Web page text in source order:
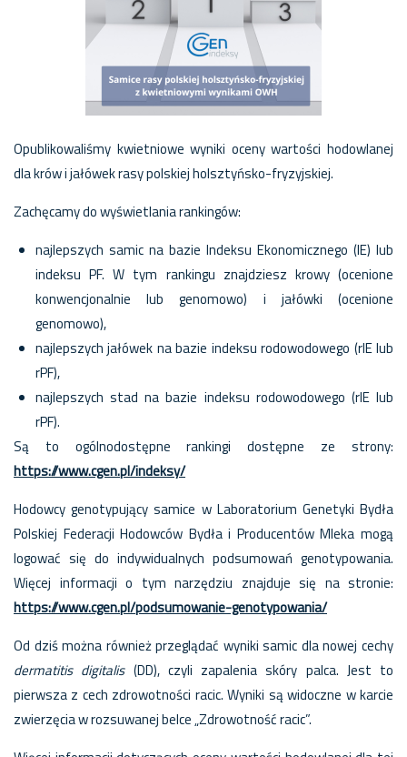
Opublikowaliśmy kwietniowe wyniki oceny wartości hodowlanej
dla krów i jałówek rasy polskiej holsztyńsko-fryzyjskiej.
Zachęcamy do wyświetlania rankingów:
najlepszych samic na bazie Indeksu Ekonomicznego (IE) lub
indeksu PF. W tym rankingu znajdziesz krowy (ocenione
konwencjonalnie lub genomowo) i jałówki (ocenione
genomowo),
najlepszych jałówek na bazie indeksu rodowodowego (rIE lub
rPF),
najlepszych stad na bazie indeksu rodowodowego (rIE lub
rPF).
Są to ogólnodostępne rankingi dostępne ze strony:
https://www.cgen.pl/indeksy/
Hodowcy genotypujący samice w Laboratorium Genetyki Bydła
Polskiej Federacji Hodowców Bydła i Producentów Mleka mogą
logować się do indywidualnych podsumowań genotypowania.
Więcej informacji o tym narzędziu znajduje się na stronie:
https://www.cgen.pl/podsumowanie-genotypowania/
Od dziś można również przeglądać wyniki samic dla nowej cechy
dermatitis digitalis(DD), czyli zapalenia skóry palca. Jest to
pierwsza z cech zdrowotności racic. Wyniki są widoczne w karcie
zwierzęcia w rozsuwanej belce „Zdrowotność racic”.